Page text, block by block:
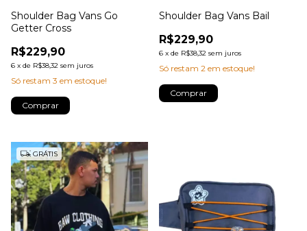
Shoulder Bag Vans Go
Getter Cross
R$229,90
6 x de R$38,32 sem juros
Só restam 3 em estoque!
Comprar
Shoulder Bag Vans Bail
R$229,90
6 x de R$38,32 sem juros
Só restam 2 em estoque!
Comprar
GRÁTIS